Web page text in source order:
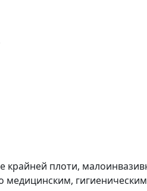
плоти,
медицинским,